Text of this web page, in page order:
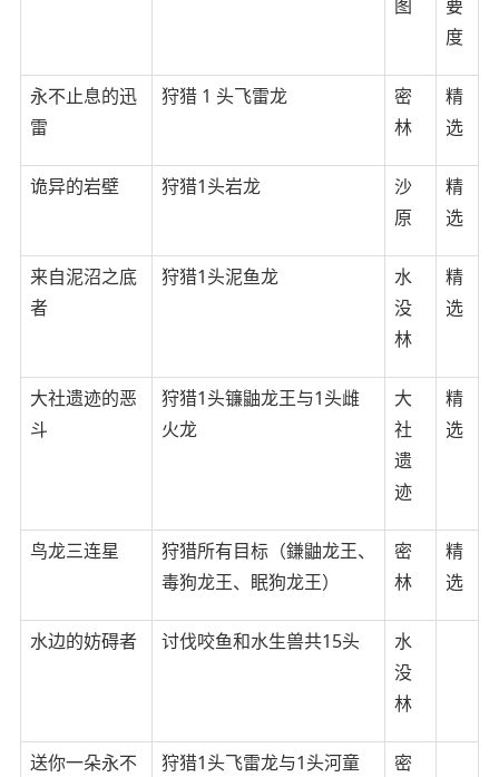
图
要
度
永不止息的迅
雷
狩猎 1 头飞雷龙
密
林
精
选
诡异的岩壁 狩猎1头岩龙
沙
原
精
选
来自泥沼之底
者
狩猎1头泥鱼龙
水
没
林
精
选
大社遗迹的恶
斗
狩猎1头镰鼬龙王与1头雌
火龙
大
社
遗
迹
精
选
鸟龙三连星
狩猎所有目标（鎌鼬龙王、
毒狗龙王、眠狗龙王）
密
林
精
选
水边的妨碍者 讨伐咬鱼和水生兽共15头
水
没
林
送你一朵永不
狩猎1头飞雷龙与1头河童
密